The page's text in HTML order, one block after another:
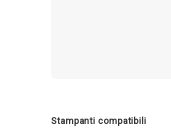
Stampanti compatibili